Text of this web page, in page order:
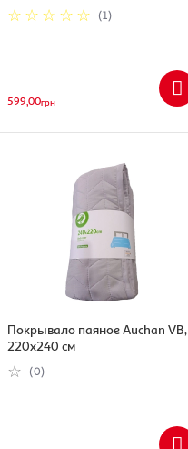
(1)
599,00грн
Покрывало паяное Auchan VB,
220х240 см
(0)